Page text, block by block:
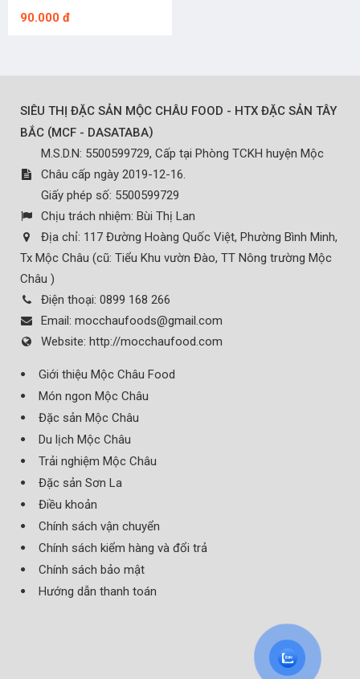
90.000 đ
SIÊU THỊ ĐẶC SẢN MỘC CHÂU FOOD - HTX ĐẶC SẢN TÂY
BẮC (MCF - DASATABA)
M.S.D.N: 5500599729, Cấp tại Phòng TCKH huyện Mộc
Châu cấp ngày 2019-12-16.
Giấy phép số: 5500599729
Chịu trách nhiệm: Bùi Thị Lan
Địa chỉ: 117 Đường Hoàng Quốc Việt, Phường Bình Minh,
Tx Mộc Châu (cũ: Tiểu Khu vườn Đào, TT Nông trường Mộc
Châu )
Điện thoại: 0899 168 266
Email: mocchaufoods@gmail.com
Website: http://mocchaufood.com
Giới thiệu Mộc Châu Food
Món ngon Mộc Châu
Đặc sản Mộc Châu
Du lịch Mộc Châu
Trải nghiệm Mộc Châu
Đặc sản Sơn La
Điều khoản
Chính sách vận chuyển
Chính sách kiểm hàng và đổi trả
Chính sách bảo mật
Hướng dẫn thanh toán